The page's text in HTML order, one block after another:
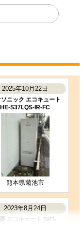
★★★★☆
る
2025年10月22日
ニック エコキュート
HE-S37LQS-IR-FC
熊本県菊池市
2023年8月24日
エコキュート SRT-